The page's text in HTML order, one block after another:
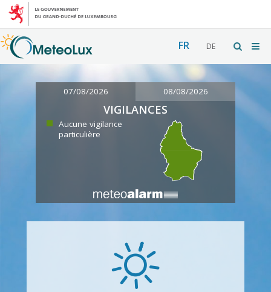
FR DE
07/08/2026 08/08/2026
VIGILANCES
Aucune vigilance
particulière